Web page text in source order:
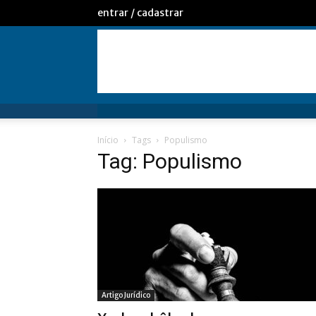
entrar / cadastrar
Início Tags Populismo
Tag: Populismo
Artigo Jurídico